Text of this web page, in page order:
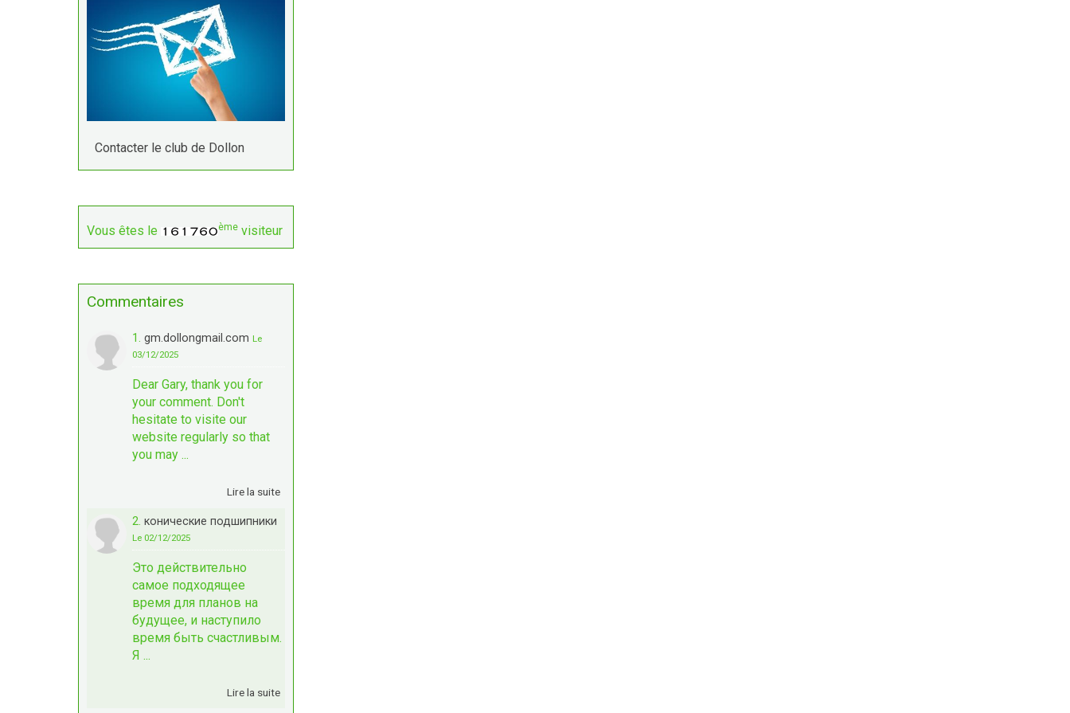
Contacter le club de Dollon
Vous êtes le ème visiteur
Commentaires
1. gm.dollongmail.com Le
03/12/2025
Dear Gary, thank you for
your comment. Don't
hesitate to visite our
website regularly so that
you may ...
Lire la suite
2. конические подшипники
Le 02/12/2025
Это действительно
самое подходящее
время для планов на
будущее, и наступило
время быть счастливым.
Я ...
Lire la suite